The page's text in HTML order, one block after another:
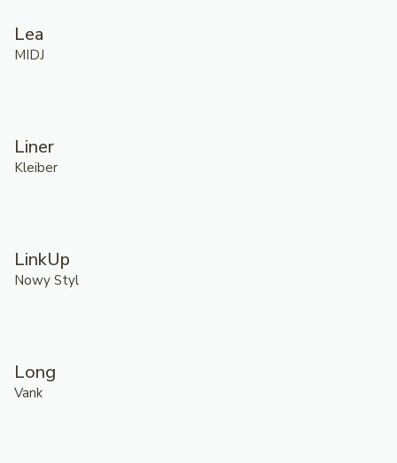
Lea
MIDJ
Liner
Kleiber
LinkUp
Nowy Styl
Long
Vank